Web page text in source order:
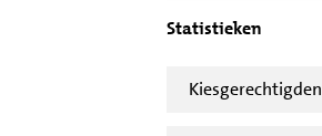
Statistieken
Kiesgerechtigden